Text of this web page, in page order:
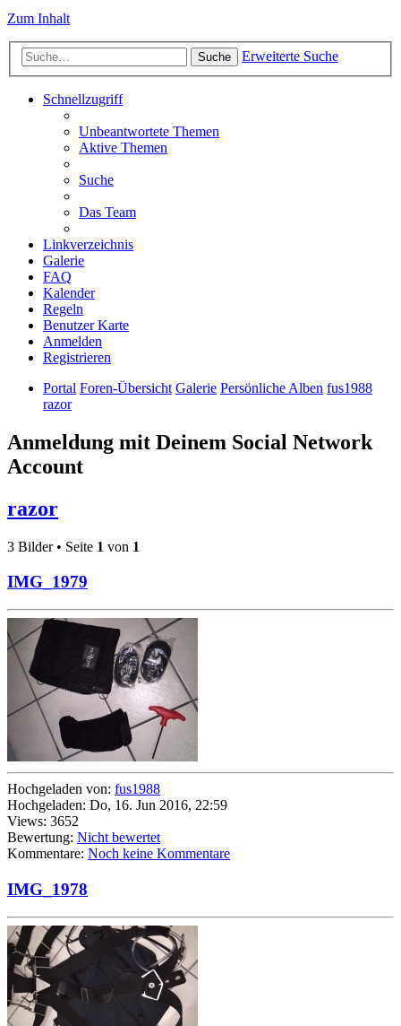
Zum Inhalt
Suche Erweiterte Suche
Schnellzugriff
Unbeantwortete Themen
Aktive Themen
Suche
Das Team
Linkverzeichnis
Galerie
FAQ
Kalender
Regeln
Benutzer Karte
Anmelden
Registrieren
Portal Foren-Übersicht Galerie Persönliche Alben fus1988
razor
Anmeldung mit Deinem Social Network
Account
razor
3 Bilder • Seite 1 von 1
IMG_1979
Hochgeladen von: fus1988
Hochgeladen: Do, 16. Jun 2016, 22:59
Views: 3652
Bewertung: Nicht bewertet
Kommentare: Noch keine Kommentare
IMG_1978